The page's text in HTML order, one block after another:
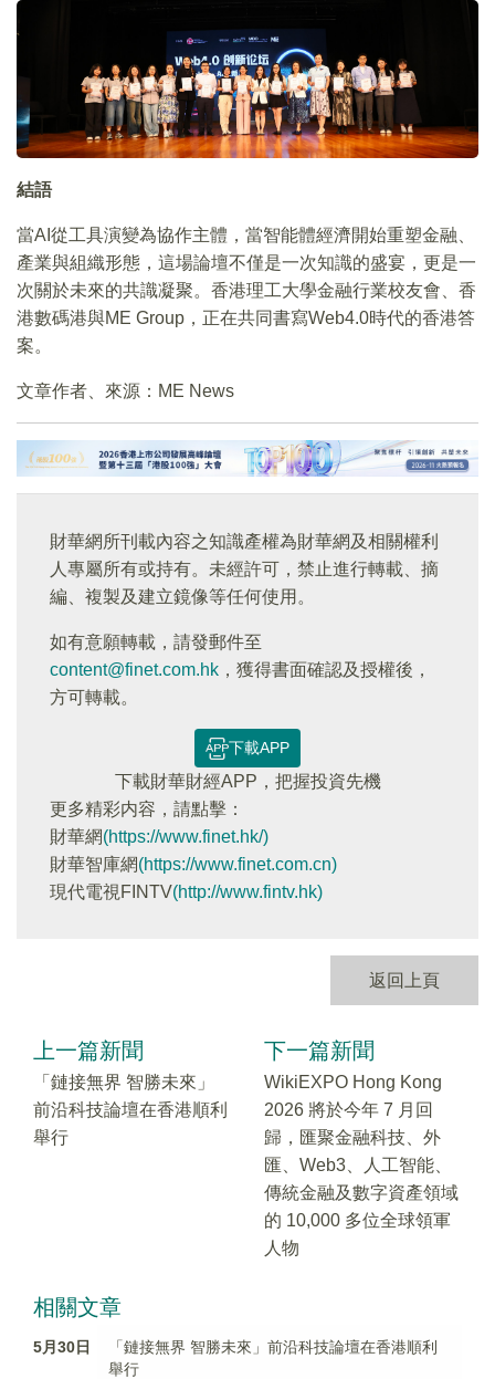
結語
當AI從工具演變為協作主體，當智能體經濟開始重塑金融、
產業與組織形態，這場論壇不僅是一次知識的盛宴，更是一
次關於未來的共識凝聚。香港理工大學金融行業校友會、香
港數碼港與ME Group，正在共同書寫Web4.0時代的香港答
案。
文章作者、來源：ME News
財華網所刊載內容之知識產權為財華網及相關權利
人專屬所有或持有。未經許可，禁止進行轉載、摘
編、複製及建立鏡像等任何使用。
如有意願轉載，請發郵件至
content@finet.com.hk ，獲得書面確認及授權後，
方可轉載。
下載APP
下載財華財經APP，把握投資先機
更多精彩内容，請點擊：
財華網(https://www.finet.hk/)
財華智庫網(https://www.finet.com.cn)
現代電視FINTV(http://www.fintv.hk)
返回上頁
上一篇新聞
「鏈接無界 智勝未來」
前沿科技論壇在香港順利
舉行
下一篇新聞
WikiEXPO Hong Kong
2026 將於今年 7 月回
歸，匯聚金融科技、外
匯、Web3、人工智能、
傳統金融及數字資產領域
的 10,000 多位全球領軍
人物
相關文章
5月30日
「鏈接無界 智勝未來」前沿科技論壇在香港順利
舉行